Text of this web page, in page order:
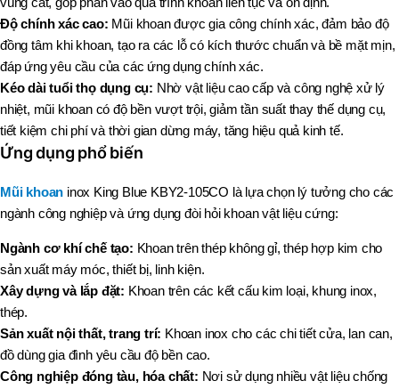
Độ chính xác cao: Mũi khoan được gia công chính xác, đảm bảo độ
đồng tâm khi khoan, tạo ra các lỗ có kích thước chuẩn và bề mặt mịn,
đáp ứng yêu cầu của các ứng dụng chính xác.
Kéo dài tuổi thọ dụng cụ: Nhờ vật liệu cao cấp và công nghệ xử lý
nhiệt, mũi khoan có độ bền vượt trội, giảm tần suất thay thế dụng cụ,
tiết kiệm chi phí và thời gian dừng máy, tăng hiệu quả kinh tế.
Ứng dụng phổ biến
Mũi khoan inox King Blue KBY2-105CO là lựa chọn lý tưởng cho các
ngành công nghiệp và ứng dụng đòi hỏi khoan vật liệu cứng:
Ngành cơ khí chế tạo: Khoan trên thép không gỉ, thép hợp kim cho
sản xuất máy móc, thiết bị, linh kiện.
Xây dựng và lắp đặt: Khoan trên các kết cấu kim loại, khung inox,
thép.
Sản xuất nội thất, trang trí: Khoan inox cho các chi tiết cửa, lan can,
đồ dùng gia đình yêu cầu độ bền cao.
Công nghiệp đóng tàu, hóa chất: Nơi sử dụng nhiều vật liệu chống